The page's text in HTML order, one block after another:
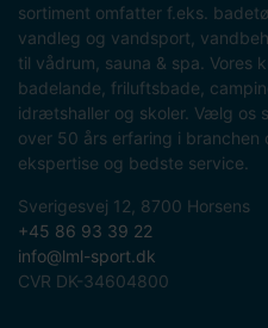
sortiment omfatter f.eks.
vandleg og vandsport,
til vådrum, sauna & spa. Vores
badelande, friluftsbade,
idrætshaller og skoler. Vælg os
over 50 års erfaring i branchen
ekspertise og bedste service.
Sverigesvej 12, 8700 Horsens
+45 86 93 39 22
info@lml-sport.dk
CVR DK-34604800